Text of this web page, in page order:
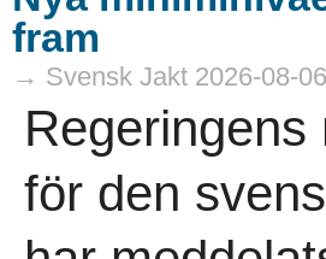
fram
→ Svensk Jakt 2026-08-
för den